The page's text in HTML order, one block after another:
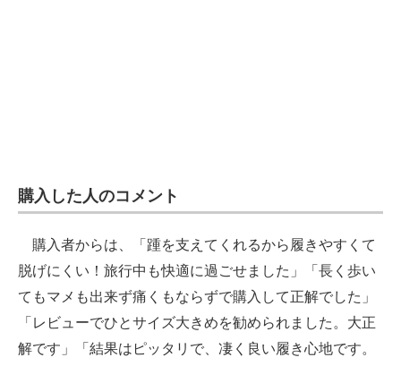
購入した人のコメント
購入者からは、「踵を支えてくれるから履きやすくて
脱げにくい！旅行中も快適に過ごせました」「長く歩い
てもマメも出来ず痛くもならずで購入して正解でした」
「レビューでひとサイズ大きめを勧められました。大正
解です」「結果はピッタリで、凄く良い履き心地です。